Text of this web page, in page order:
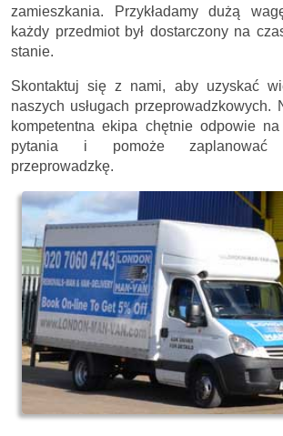
zamieszkania. Przykładamy dużą
każdy przedmiot był dostarczony na
stanie.
Skontaktuj się z nami, aby uzyskać
naszych usługach przeprowadzkowych.
kompetentna ekipa chętnie odpowie
pytania i pomoże zaplanować
przeprowadzkę.